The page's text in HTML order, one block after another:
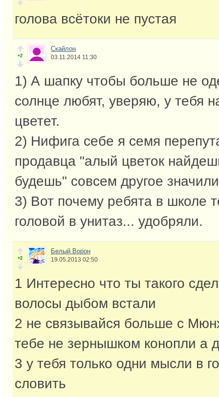
голова всётоки не пустая
+2
Скайлон
03.11.2014 11:30
1) А шапку чтобы больше не
солнце любят, уверяю, у тебя
цветет.
2) Нифига себе я семя
продавца "алый цветок
будешь" совсем другое
3) Вот почему ребята в школе
головой в унитаз... удобряли.
+2
Белый Ворон
19.05.2013 02:50
1 Интересно что ты такого
волосы дыбом встали
2 не связывайся больше с
тебе не зернышком конопли а
3 у тебя только одни мысли в
словить